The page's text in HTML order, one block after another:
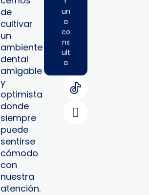
de
cultivar
un
ambiente
dental
amigable
y
optimista
donde
siempre
puede
sentirse
cómodo
con
nuestra
atención.
un
a
co
ns
ult
a